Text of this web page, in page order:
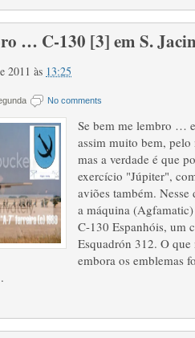
… C-130 [3] em S.
2011 às 13:25
No comments
Se bem me lembro …
assim muito bem, pelo
mas a verdade é que
exercício "Júpiter",
aviões também.
a máquina
C-130 Espanhóis, um
Esquadrón 312. O que
embora os emblemas